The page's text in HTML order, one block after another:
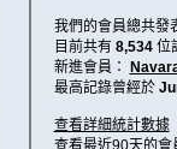
我們的會員總共發
目前共有 8,534位
新進會員：
最高記錄曾經於
查看詳細統計數據
查看最近90天的會